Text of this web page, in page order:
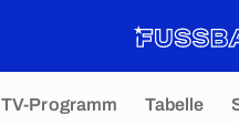
TV-Programm Tabelle